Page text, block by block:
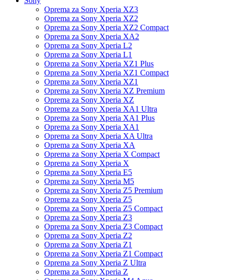
Oprema za Sony Xperia XZ3
Oprema za Sony Xperia XZ2
Oprema za Sony Xperia XZ2 Compact
Oprema za Sony Xperia XA2
Oprema za Sony Xperia L2
Oprema za Sony Xperia L1
Oprema za Sony Xperia XZ1 Plus
Oprema za Sony Xperia XZ1 Compact
Oprema za Sony Xperia XZ1
Oprema za Sony Xperia XZ Premium
Oprema za Sony Xperia XZ
Oprema za Sony Xperia XA1 Ultra
Oprema za Sony Xperia XA1 Plus
Oprema za Sony Xperia XA1
Oprema za Sony Xperia XA Ultra
Oprema za Sony Xperia XA
Oprema za Sony Xperia X Compact
Oprema za Sony Xperia X
Oprema za Sony Xperia E5
Oprema za Sony Xperia M5
Oprema za Sony Xperia Z5 Premium
Oprema za Sony Xperia Z5
Oprema za Sony Xperia Z5 Compact
Oprema za Sony Xperia Z3
Oprema za Sony Xperia Z3 Compact
Oprema za Sony Xperia Z2
Oprema za Sony Xperia Z1
Oprema za Sony Xperia Z1 Compact
Oprema za Sony Xperia Z Ultra
Oprema za Sony Xperia Z